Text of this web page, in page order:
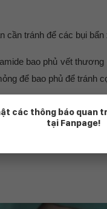
cần tránh để các bụi
bao phủ vết
để bao phủ để tránh
các thông báo quan
tại Fanpage!